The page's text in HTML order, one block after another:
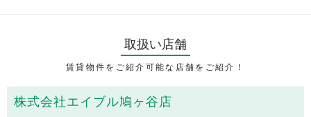
取扱い店舗
賃貸物件をご紹介可能な店舗をご紹介！
株式会社エイブル鳩ヶ谷店